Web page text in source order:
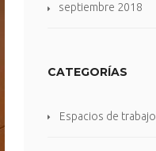
septiembre 2018
CATEGORÍAS
Espacios de trabajo